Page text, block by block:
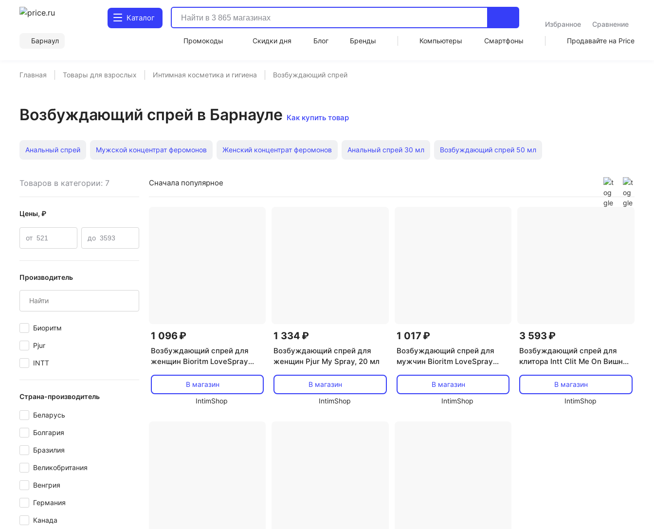
Каталог
Избранное
Сравнение
Барнаул
Промокоды Скидки дня Блог Бренды Компьютеры Смартфоны Продавайте на Price
Главная Товары для взрослых Интимная косметика и гигиена Возбуждающий спрей
Возбуждающий спрей в Барнауле Как купить товар
Анальный спрей Мужской концентрат феромонов Женский концентрат феромонов Анальный спрей 30 мл Возбуждающий спрей 50 мл
Массажное масло Yesforlov Возбуждающий спрей 20 мл Возбуждающий спрей Pjur
Товаров в категории: 7
Цены, ₽
от до
Производитель
Биоритм
Pjur
INTT
Страна-производитель
Беларусь
Болгария
Бразилия
Великобритания
Венгрия
Германия
Канада
Сначала популярное
1 096 ₽
Возбуждающий спрей для
женщин Bioritm LoveSpray
В магазин
IntimShop
1 334 ₽
Возбуждающий спрей для
женщин Pjur My Spray, 20 мл
В магазин
IntimShop
1 017 ₽
Возбуждающий спрей для
мужчин Bioritm LoveSpray
В магазин
IntimShop
3 593 ₽
Возбуждающий спрей для
клитора Intt Clit Me On Вишня,
В магазин
IntimShop